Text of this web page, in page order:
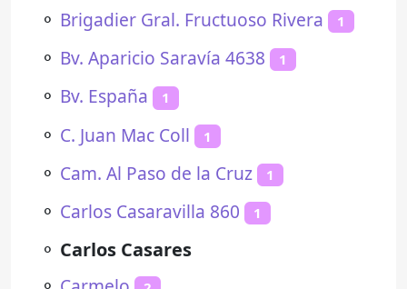
⚬ Brigadier Gral. Fructuoso Rivera 1
⚬ Bv. Aparicio Saravía 4638 1
⚬ Bv. España 1
⚬ C. Juan Mac Coll 1
⚬ Cam. Al Paso de la Cruz 1
⚬ Carlos Casaravilla 860 1
⚬ Carlos Casares